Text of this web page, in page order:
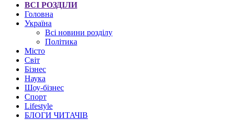
ВСІ РОЗДІЛИ
Головна
Україна
Всі новини розділу
Політика
Місто
Світ
Бізнес
Наука
Шоу-бізнес
Спорт
Lifestyle
БЛОГИ ЧИТАЧІВ